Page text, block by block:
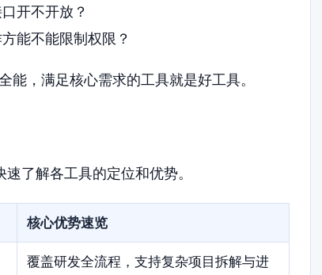
开不开放？
能不能限制权限？
，满足核心需求的工具就是好工具。
了解各工具的定位和优势。
核心优势速览
覆盖研发全流程，支持复杂项目拆解与进